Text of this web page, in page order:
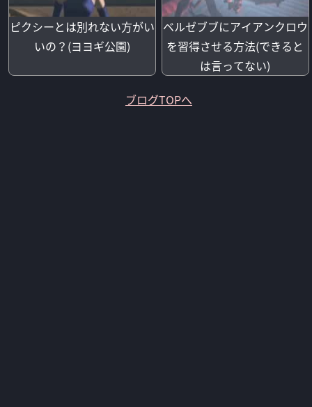
ピクシーとは別れない方がい
いの？(ヨヨギ公園)
ベルゼブブにアイアンクロウ
を習得させる方法(できると
は言ってない)
ブログTOPへ